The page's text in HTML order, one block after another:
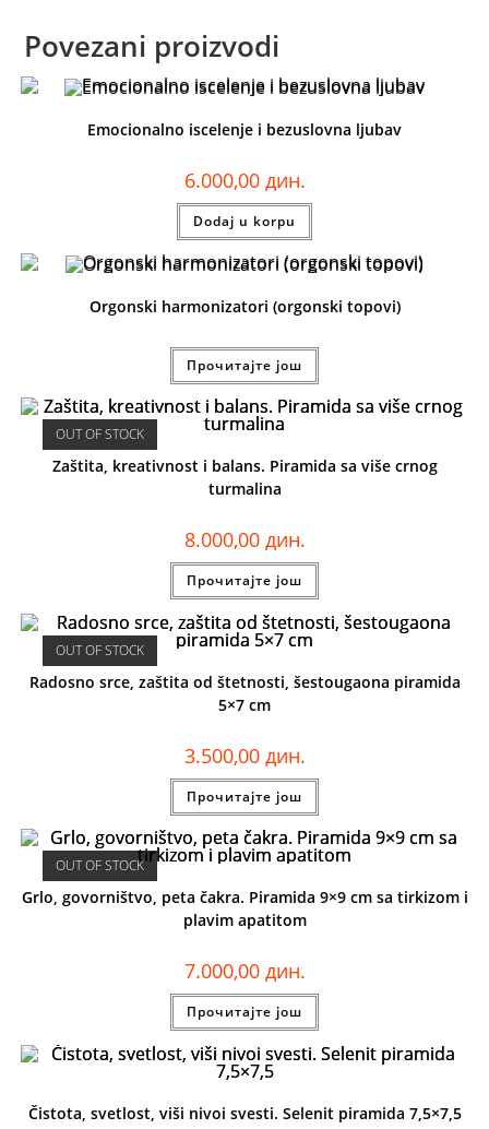
Povezani proizvodi
Emocionalno iscelenje i bezuslovna ljubav
6.000,00 дин.
Dodaj u korpu
Orgonski harmonizatori (orgonski topovi)
Прочитајте још
OUT OF STOCK
Zaštita, kreativnost i balans. Piramida sa više crnog
turmalina
8.000,00 дин.
Прочитајте још
OUT OF STOCK
Radosno srce, zaštita od štetnosti, šestougaona piramida
5×7 cm
3.500,00 дин.
Прочитајте још
OUT OF STOCK
Grlo, govorništvo, peta čakra. Piramida 9×9 cm sa tirkizom i
plavim apatitom
7.000,00 дин.
Прочитајте још
Čistota, svetlost, viši nivoi svesti. Selenit piramida 7,5×7,5